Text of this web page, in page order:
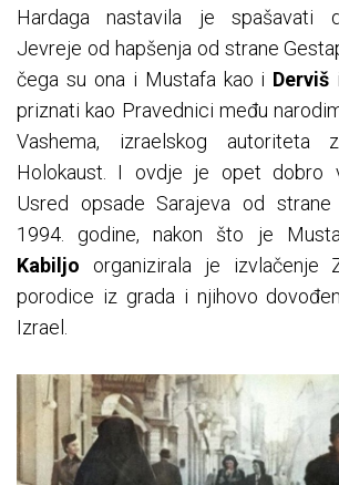
Hardaga nastavila je spašavati
Jevreje od hapšenja od strane
čega su ona i Mustafa kao i Derviš i
priznati kao Pravednici među
Vashema, izraelskog autoriteta
Holokaust. I ovdje je opet dobro
Usred opsade Sarajeva od strane
1994. godine, nakon što je
Kabiljo organizirala je izvlačenje
porodice iz grada i njihovo
Izrael.